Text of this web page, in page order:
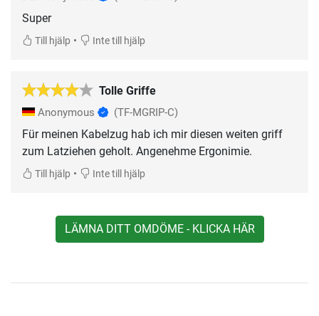
Super
Till hjälp • Inte till hjälp
Tolle Griffe
Anonymous (TF-MGRIP-C)
Für meinen Kabelzug hab ich mir diesen weiten griff
zum Latziehen geholt. Angenehme Ergonimie.
Till hjälp • Inte till hjälp
LÄMNA DITT OMDÖME - KLICKA HÄR